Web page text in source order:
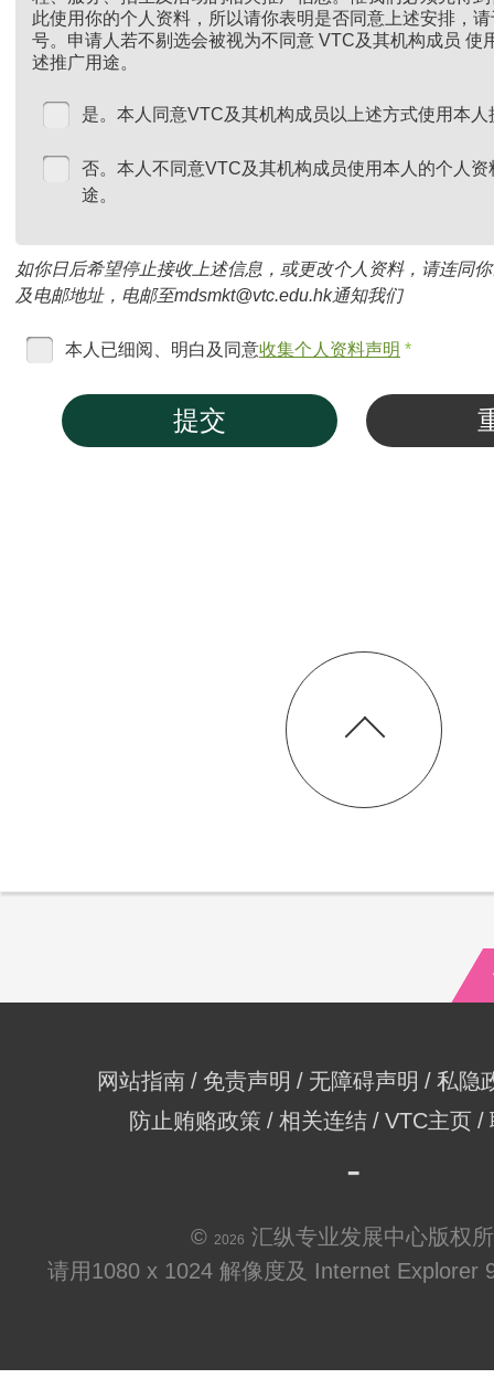
此使用你的个人资料，所以请你表明是否同意上述安排，
号。申请人若不剔选会被视为不同意 VTC及其机构成员 使
述推广用途。
是。本人同意VTC及其机构成员以上述方式使用本
否。本人不同意VTC及其机构成员使用本人的个人
途。
如你日后希望停止接收上述信息，或更改个人资料，请连同
及电邮地址，电邮至mdsmkt@vtc.edu.hk通知我们
本人已细阅、明白及同意收集个人资料声明 *
提交
网站指南 免责声明 无障碍声明
私隐
防止贿赂政策
相关连结 VTC主页
© 2026 汇纵专业发展中心版权
请用1080 x 1024 解像度及 Internet Explorer